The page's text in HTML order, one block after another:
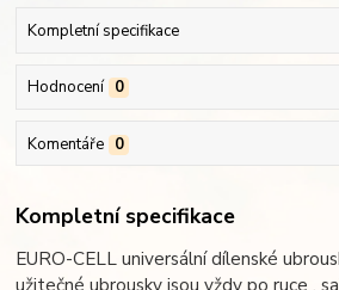
Kompletní specifikace
Hodnocení 0
Komentáře 0
Kompletní specifikace
EURO-CELL universální dílenské
užitečné ubrousky jsou vždy po ruce ,